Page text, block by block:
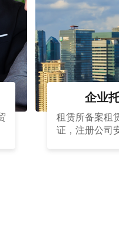
企业
租赁所备案租
证，注册公司